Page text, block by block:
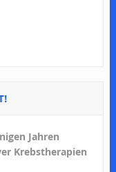
Jahren
Krebstherapien